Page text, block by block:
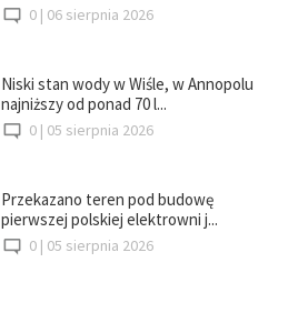
0 | 06 sierpnia 2026
Niski stan wody w Wiśle, w Annopolu
najniższy od ponad 70 l...
0 | 05 sierpnia 2026
Przekazano teren pod budowę
pierwszej polskiej elektrowni j...
0 | 05 sierpnia 2026